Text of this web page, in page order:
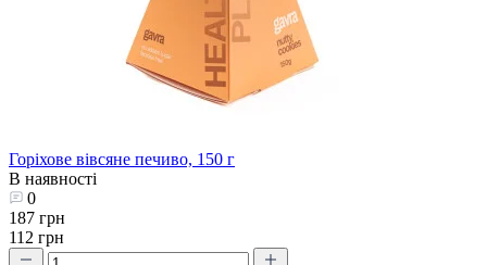
Горіхове вівсяне печиво, 150 г
В наявності
0
187 грн
112 грн